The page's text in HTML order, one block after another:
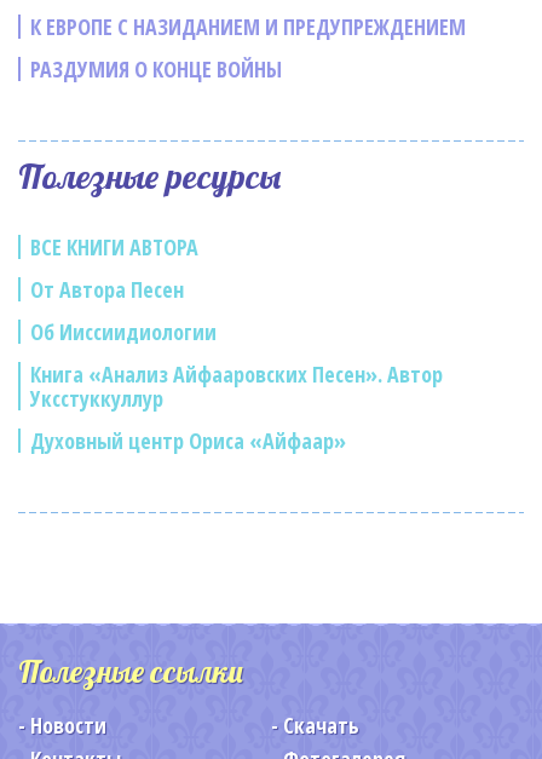
К ЕВРОПЕ С НАЗИДАНИЕМ И ПРЕДУПРЕЖДЕНИЕМ
РАЗДУМИЯ О КОНЦЕ ВОЙНЫ
Полезные ресурсы
ВСЕ КНИГИ АВТОРА
От Автора Песен
Об Ииссиидиологии
Книга «Анализ Айфааровских Песен». Автор
Уксстуккуллур
Духовный центр Ориса «Айфаар»
Полезные ссылки
Новости
Скачать